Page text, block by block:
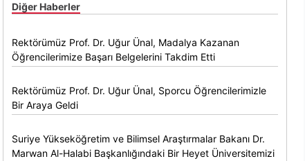
Diğer Haberler
Rektörümüz Prof. Dr. Uğur Ünal, Madalya Kazanan
Öğrencilerimize Başarı Belgelerini Takdim Etti
Rektörümüz Prof. Dr. Uğur Ünal, Sporcu Öğrencilerimizle
Bir Araya Geldi
Suriye Yükseköğretim ve Bilimsel Araştırmalar Bakanı Dr.
Marwan Al-Halabi Başkanlığındaki Bir Heyet Üniversitemizi